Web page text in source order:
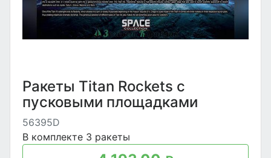
Ракеты Titan Rockets с
пусковыми площадками
56395D
В комплекте 3 ракеты